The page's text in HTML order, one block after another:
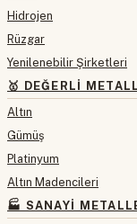
Hidrojen
Rüzgar
Yenilenebilir Şirketleri
🥇 DEĞERLI
Altın
Gümüş
Platinyum
Altın Madencileri
🏭 SANAYI